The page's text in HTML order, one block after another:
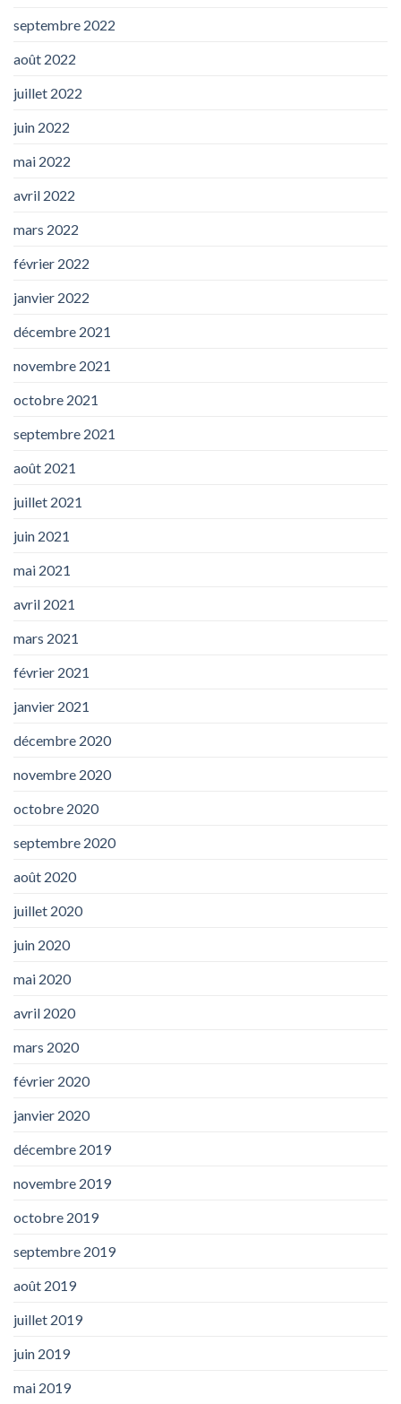
septembre 2022
août 2022
juillet 2022
juin 2022
mai 2022
avril 2022
mars 2022
février 2022
janvier 2022
décembre 2021
novembre 2021
octobre 2021
septembre 2021
août 2021
juillet 2021
juin 2021
mai 2021
avril 2021
mars 2021
février 2021
janvier 2021
décembre 2020
novembre 2020
octobre 2020
septembre 2020
août 2020
juillet 2020
juin 2020
mai 2020
avril 2020
mars 2020
février 2020
janvier 2020
décembre 2019
novembre 2019
octobre 2019
septembre 2019
août 2019
juillet 2019
juin 2019
mai 2019